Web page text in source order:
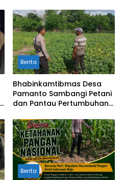
Berita
Bhabinkamtibmas Desa
Pamanto Sambangi Petani
dan Pantau Pertumbuhan
Berita